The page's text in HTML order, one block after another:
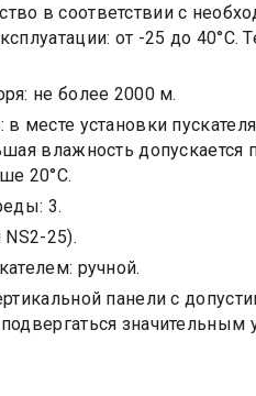
в соответствии с
от -25 до
не более 2000 м.
месте установки
влажность
20°С.
3.
25).
ручной.
панели с
значительным